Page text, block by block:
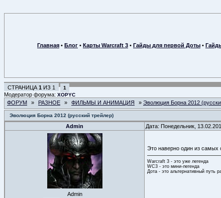
Главная • Блог • Карты Warcraft 3 • Гайды для первой Доты •
СТРАНИЦА 1 ИЗ 1 1
Модератор форума: XOPYC
ФОРУМ » РАЗНОЕ » ФИЛЬМЫ И АНИМАЦИЯ » Эволюция Борна 2012
Эволюция Борна 2012 (русский трейлер)
Admin Дата: Понедельник,
Admin
Это наверно один из самых
Warcraft 3 - это уже легенда
WC3 - это мини-легенда
Дота - это альтернативный путь